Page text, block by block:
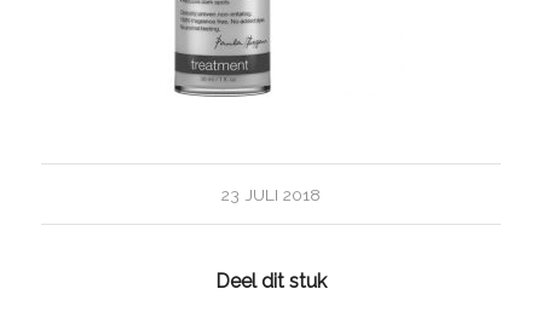
23 JULI 2018
Deel dit stuk